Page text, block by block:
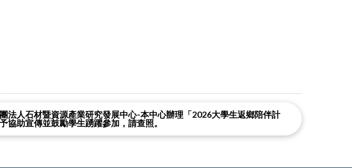
法人石材暨資源產業研究發展中心-本中心辦理「2026大學生返鄉陪伴計
協助宣傳並鼓勵學生踴躍參加，請查照。